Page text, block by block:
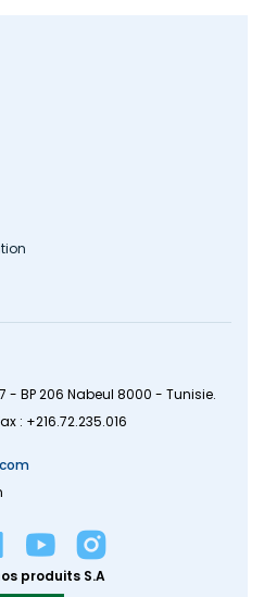
- BP 206 Nabeul 8000 - Tunisie.
: +216.72.235.016
produits S.A